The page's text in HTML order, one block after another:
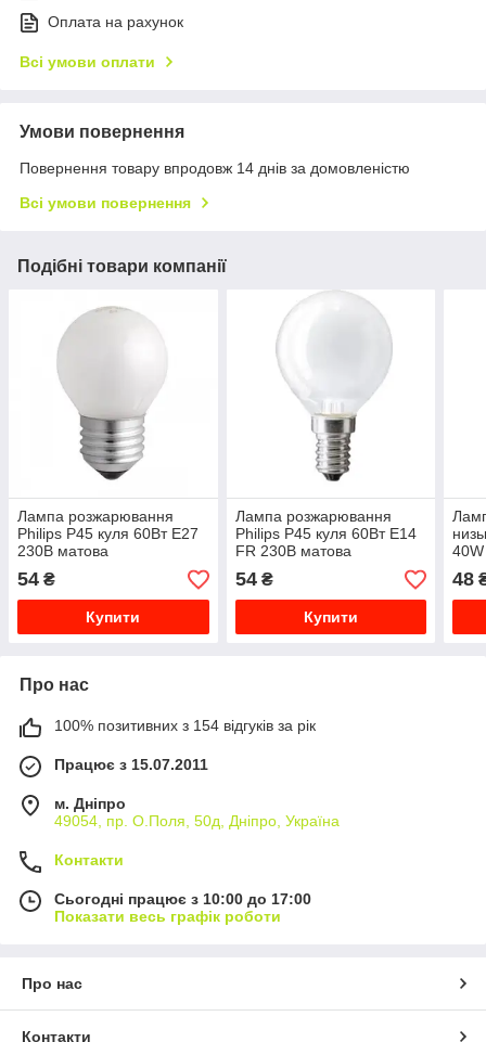
Оплата на рахунок
Всі умови оплати
Умови повернення
Повернення товару впродовж 14 днів за домовленістю
Всі умови повернення
Подібні товари компанії
Лампа розжарювання
Philips Р45 куля 60Вт E27
230В матова
54 ₴
Купити
Лампа розжарювання
Philips Р45 куля 60Вт E14
FR 230В матова
54₴
Купити
40W
48
Про нас
100% позитивних з 154 відгуків за рік
Працює з 15.07.2011
м. Дніпро
49054, пр. О.Поля, 50д, Дніпро, Україна
Контакти
Сьогодні працює з 10:00 до 17:00
Показати весь графік роботи
Про нас
Контакти